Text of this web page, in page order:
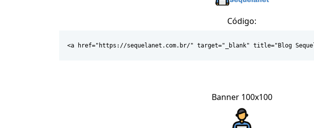
Código:
<a href="https://sequelanet.com.br/" target="_blank" title="Blog
Banner 100x100